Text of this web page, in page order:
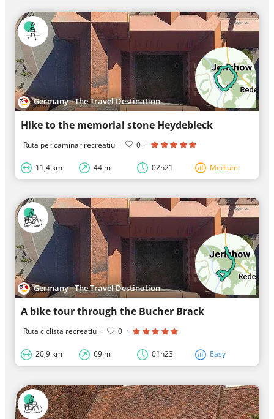
Germany - The Travel Destination
Hike to the memorial stone Heydebleck
Ruta per caminar recreatiu · 0 ·
11,4 km 44 m 02h21 Medium
Germany - The Travel Destination
A bike tour through the Bucher Brack
Ruta ciclista recreatiu · 0 ·
20,9 km 69 m 01h23 Easy